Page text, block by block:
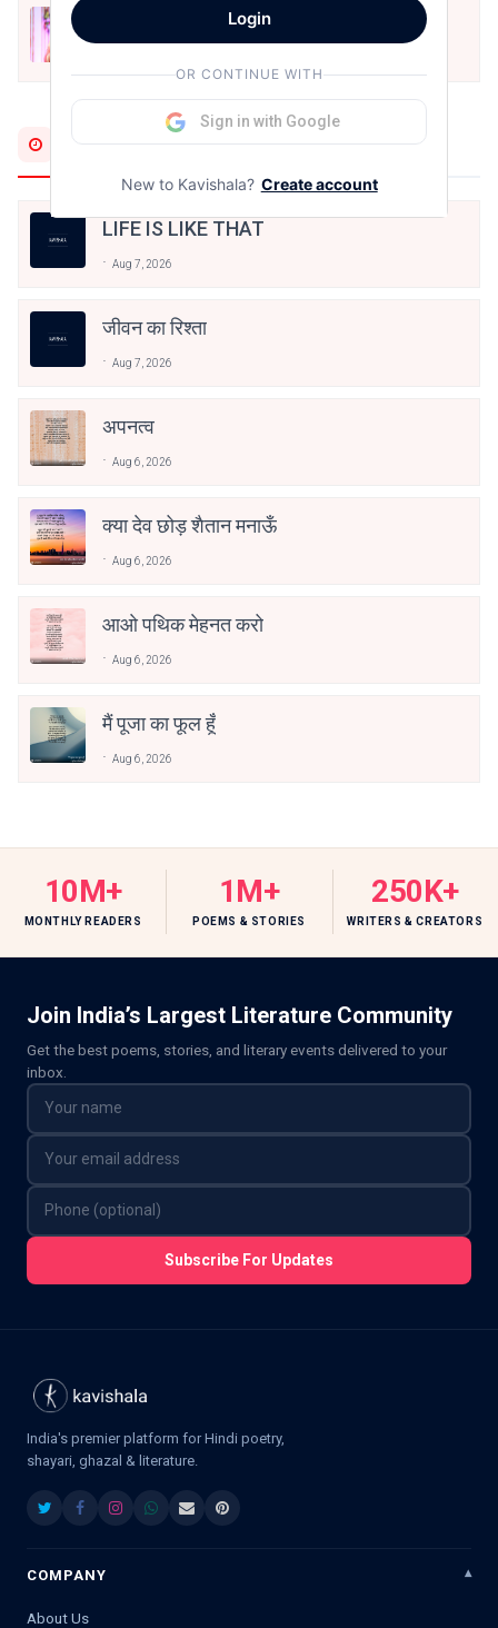
मोहब्बत के सफ़र को एक हँसी आग़ाज़ दे देना -
अनामिका अम्बर जैन
Most Recent
LIFE IS LIKE THAT
Aug 7, 2026
जीवन का रिश्ता
Aug 7, 2026
अपनत्व
Aug 6, 2026
क्या देव छोड़ शैतान मनाऊँ
Aug 6, 2026
आओ पथिक मेहनत करो
Aug 6, 2026
मैं पूजा का फूल हूँ
Aug 6, 2026
10M+
MONTHLY READERS
1M+
POEMS & STORIES
250K+
WRITERS & CREATORS
Join India’s Largest Literature Community
Get the best poems, stories, and literary events delivered to your
inbox.
Subscribe For Updates
India's premier platform for Hindi poetry,
shayari, ghazal & literature.
COMPANY
About Us
Login
OR CONTINUE WITH
Sign in with Google
New to Kavishala? Create account